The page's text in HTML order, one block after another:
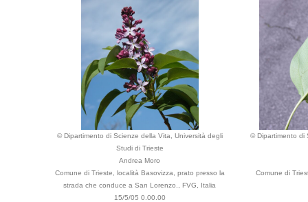
© Dipartimento di Scienze della Vita, Università degli
Studi di Trieste
Andrea Moro
Comune di Trieste, località Basovizza, prato presso la
strada che conduce a San Lorenzo., FVG, Italia
15/5/05 0.00.00
© Dipartimento di
Comune di